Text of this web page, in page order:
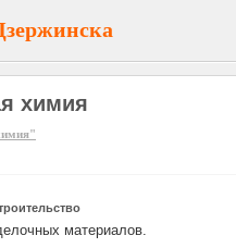
химия
материалов.